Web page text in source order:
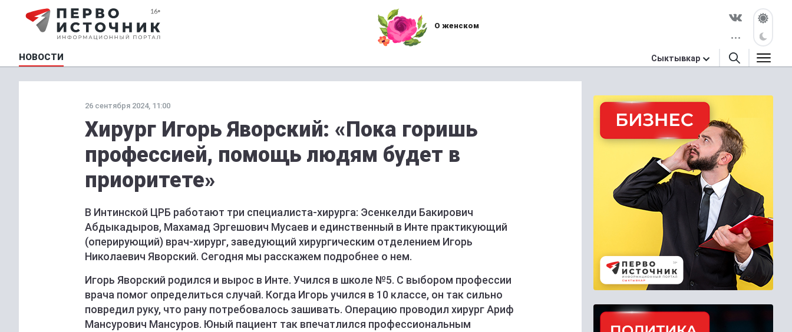
О женском
НОВОСТИ Сыктывкар
26 сентября 2024, 11:00
Хирург Игорь Яворский: «Пока горишь
профессией, помощь людям будет в
приоритете»
В Интинской ЦРБ работают три специалиста-хирурга: Эсенкелди Бакирович
Абдыкадыров, Махамад Эргешович Мусаев и единственный в Инте практикующий
(оперирующий) врач-хирург, заведующий хирургическим отделением Игорь
Николаевич Яворский. Сегодня мы расскажем подробнее о нем.
Игорь Яворский родился и вырос в Инте. Учился в школе №5. С выбором профессии
врача помог определиться случай. Когда Игорь учился в 10 классе, он так сильно
повредил руку, что рану потребовалось зашивать. Операцию проводил хирург Ариф
Мансурович Мансуров. Юный пациент так впечатлился профессиональным